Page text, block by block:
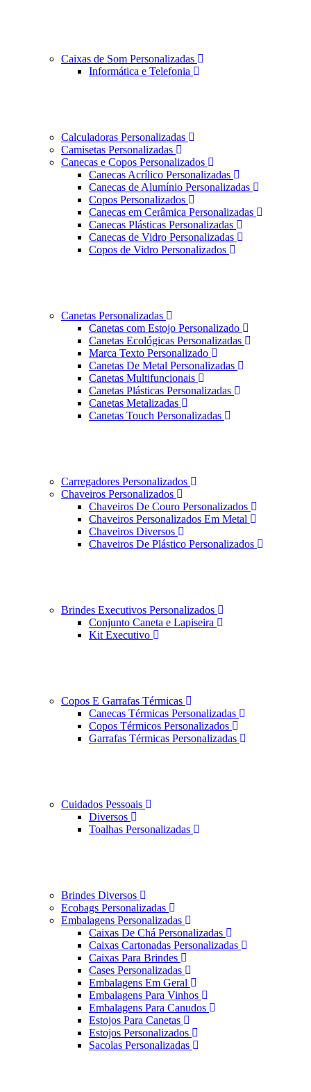
Caixas de Som Personalizadas
Informática e Telefonia
Calculadoras Personalizadas
Camisetas Personalizadas
Canecas e Copos Personalizados
Canecas Acrílico Personalizadas
Canecas de Alumínio Personalizadas
Copos Personalizados
Canecas em Cerâmica Personalizadas
Canecas Plásticas Personalizadas
Canecas de Vidro Personalizadas
Copos de Vidro Personalizados
Canetas Personalizadas
Canetas com Estojo Personalizado
Canetas Ecológicas Personalizadas
Marca Texto Personalizado
Canetas De Metal Personalizadas
Canetas Multifuncionais
Canetas Plásticas Personalizadas
Canetas Metalizadas
Canetas Touch Personalizadas
Carregadores Personalizados
Chaveiros Personalizados
Chaveiros De Couro Personalizados
Chaveiros Personalizados Em Metal
Chaveiros Diversos
Chaveiros De Plástico Personalizados
Brindes Executivos Personalizados
Conjunto Caneta e Lapiseira
Kit Executivo
Copos E Garrafas Térmicas
Canecas Térmicas Personalizadas
Copos Térmicos Personalizados
Garrafas Térmicas Personalizadas
Cuidados Pessoais
Diversos
Toalhas Personalizadas
Brindes Diversos
Ecobags Personalizadas
Embalagens Personalizadas
Caixas De Chá Personalizadas
Caixas Cartonadas Personalizadas
Caixas Para Brindes
Cases Personalizadas
Embalagens Em Geral
Embalagens Para Vinhos
Embalagens Para Canudos
Estojos Para Canetas
Estojos Personalizados
Sacolas Personalizadas